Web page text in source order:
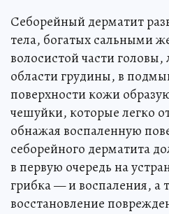
Себорейный дерматит
тела, богатых сальными
волосистой части
области грудины, в
поверхности кожи
чешуйки, которые легко
обнажая воспаленную
себорейного дерматита
в первую очередь на
грибка — и воспаления, а
восстановление